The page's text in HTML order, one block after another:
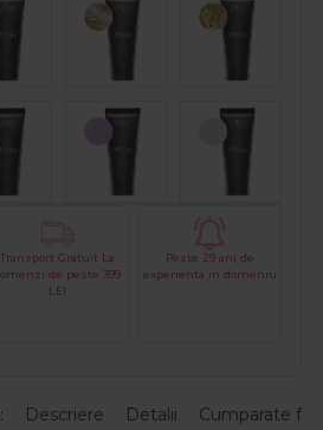
Transport Gratuit La
de peste 399
LEI
Peste 29 ani de
experienta in domeniu
Descriere Detalii Cumparate